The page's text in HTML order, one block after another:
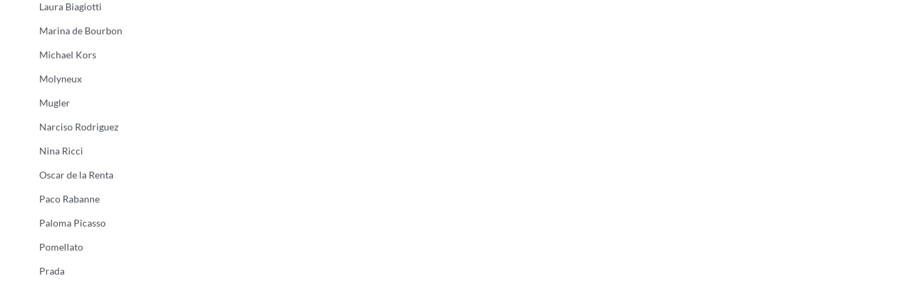
Laura Biagiotti
Marina de Bourbon
Michael Kors
Molyneux
Mugler
Narciso Rodriguez
Nina Ricci
Oscar de la Renta
Paco Rabanne
Paloma Picasso
Pomellato
Prada